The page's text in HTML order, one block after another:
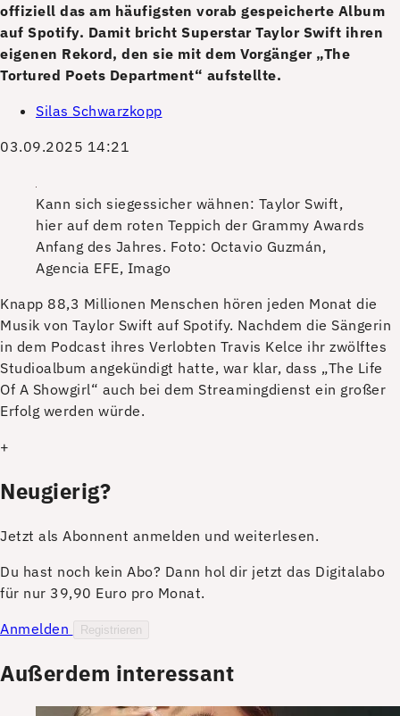
offiziell das am häufigsten vorab gespeicherte Album
auf Spotify. Damit bricht Superstar Taylor Swift ihren
eigenen Rekord, den sie mit dem Vorgänger „The
Tortured Poets Department“ aufstellte.
Silas Schwarzkopp
03.09.2025 14:21
Kann sich siegessicher wähnen: Taylor Swift,
hier auf dem roten Teppich der Grammy Awards
Anfang des Jahres. Foto: Octavio Guzmán,
Agencia EFE, Imago
Knapp 88,3 Millionen Menschen hören jeden Monat die
Musik von Taylor Swift auf Spotify. Nachdem die Sängerin
in dem Podcast ihres Verlobten Travis Kelce ihr zwölftes
Studioalbum angekündigt hatte, war klar, dass „The Life
Of A Showgirl“ auch bei dem Streamingdienst ein großer
Erfolg werden würde.
+
Neugierig?
Jetzt als Abonnent anmelden und weiterlesen.
Du hast noch kein Abo? Dann hol dir jetzt das Digitalabo
für nur 39,90 Euro pro Monat.
Anmelden
Registrieren
Außerdem interessant